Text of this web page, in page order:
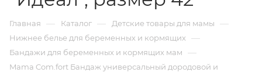
Главная — Каталог — Детские товары для мамы —
Нижнее белье для беременных и кормящих —
Бандажи для беременных и кормящих мам —
Mama Com.fort Бандаж универсальный дородовой и